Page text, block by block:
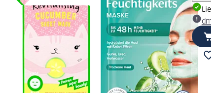
dm